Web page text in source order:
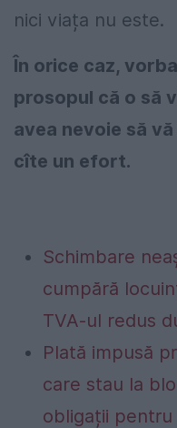
nici viața nu este.
În orice caz,
prosopul că o să
avea nevoie să
cîte un efort.
Schimbare
cumpără
TVA-ul redus
Plată impusă
care stau la
obligații